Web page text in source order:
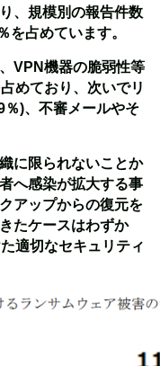
、規模別の報告件数
を占めています。
VPN機器の脆弱性等
めており、次いでリ
％)、不審メールやそ
に限られないことか
へ感染が拡大する事
アップからの復元を
たケースはわずか
適切なセキュリティ